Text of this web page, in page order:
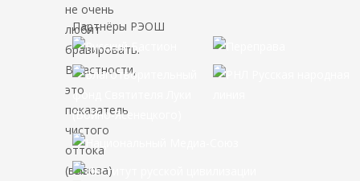
не очень
любят
бравировать.
В частности,
это
показатель
чистого
оттока
(вывоза)
Партнёры РЭОШ